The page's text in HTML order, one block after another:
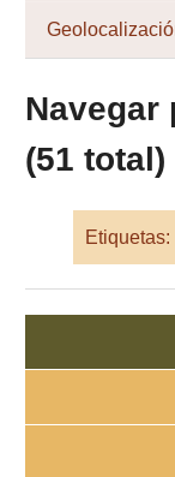
Navegar
(51 total)